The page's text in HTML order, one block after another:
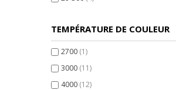
TEMPÉRATURE DE COULEUR
2700 (1)
3000 (11)
4000 (12)